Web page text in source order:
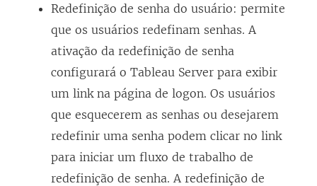
Redefinição de senha do usuário: permite
que os usuários redefinam senhas. A
ativação da redefinição de senha
configurará o Tableau Server para exibir
um link na página de logon. Os usuários
que esquecerem as senhas ou desejarem
redefinir uma senha podem clicar no link
para iniciar um fluxo de trabalho de
redefinição de senha. A redefinição de